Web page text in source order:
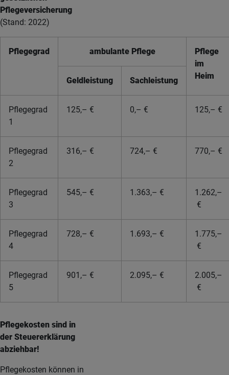
Pflegeversicherung
(Stand: 2022)
Pflegegrad ambulante Pflege
Pflege
im
Heim
Geldleistung Sachleistung
Pflegegrad
1
125,– € 0,– € 125,– €
Pflegegrad
2
316,– € 724,– € 770,– €
Pflegegrad
3
545,– € 1.363,– €
1.262,–
€
Pflegegrad
4
728,– € 1.693,– €
1.775,–
€
Pflegegrad
5
901,– € 2.095,– €
2.005,–
€
Pflegekosten sind in
der Steuererklärung
abziehbar!
Pflegekosten können in